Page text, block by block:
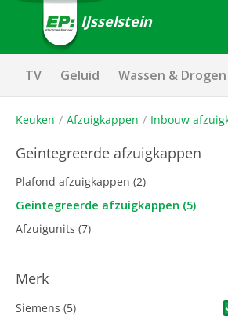
IJsselstein
TV Geluid Wassen & Drogen
Keuken Afzuigkappen Inbouw
Geintegreerde afzuigkappen
Plafond afzuigkappen (2)
Geintegreerde afzuigkappen (5)
Afzuigunits (7)
Merk
Siemens (5)